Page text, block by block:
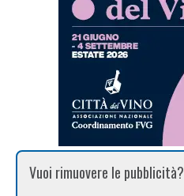
Vuoi rimuovere le pubblicità?